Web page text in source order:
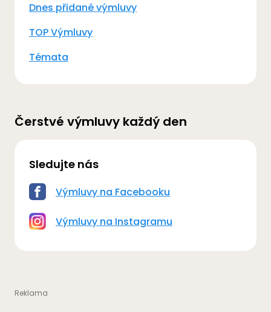
Dnes přidané výmluvy
TOP Výmluvy
Témata
Čerstvé výmluvy každý den
Sledujte nás
Výmluvy na Facebooku
Výmluvy na Instagramu